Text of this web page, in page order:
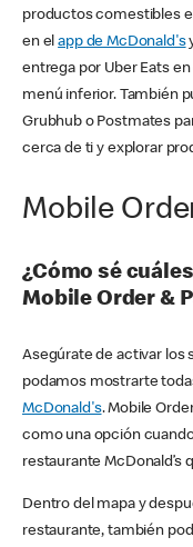
productos comestibles
en elapp de McDonald's
entrega por Uber Eats en
menú inferior. También
Grubhub o Postmates
cerca de ti y explorar
Mobile
¿Cómo sé
Mobile Order &
Asegúrate de activar los
podamos mostrarte
McDonald's. Mobile
como una opción
restaurante McDonald’s
Dentro del mapa y
restaurante, también